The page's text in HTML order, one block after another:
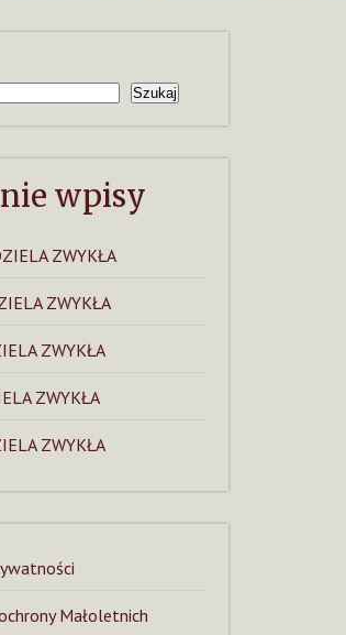
Szukaj
wpisy
ZWYKŁA
ZWYKŁA
ZWYKŁA
ZWYKŁA
ZWYKŁA
Małoletnich